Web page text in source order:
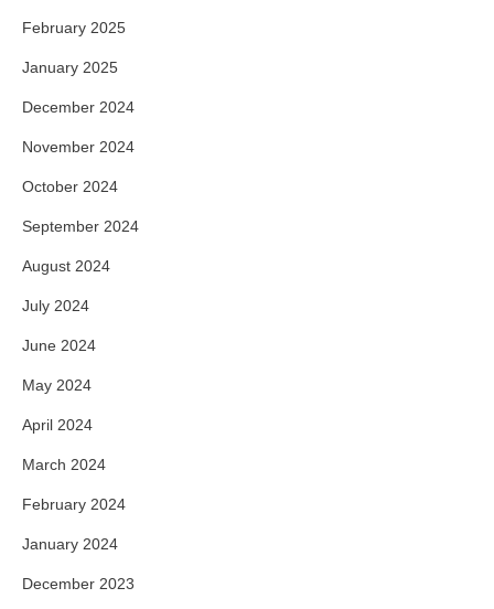
February 2025
January 2025
December 2024
November 2024
October 2024
September 2024
August 2024
July 2024
June 2024
May 2024
April 2024
March 2024
February 2024
January 2024
December 2023